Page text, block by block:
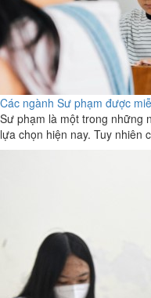
Các ngành Sư phạm được
Sư phạm là một trong những
lựa chọn hiện nay. Tuy nhiên